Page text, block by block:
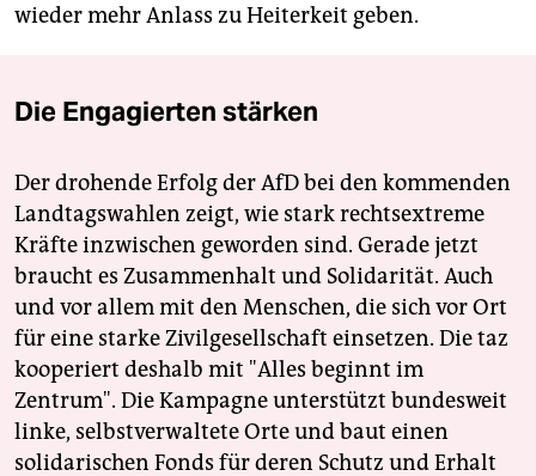
wieder mehr Anlass zu Heiterkeit geben.
Die Engagierten stärken
Der drohende Erfolg der AfD bei den kommenden
Landtagswahlen zeigt, wie stark rechtsextreme
Kräfte inzwischen geworden sind. Gerade jetzt
braucht es Zusammenhalt und Solidarität. Auch
und vor allem mit den Menschen, die sich vor Ort
für eine starke Zivilgesellschaft einsetzen. Die taz
kooperiert deshalb mit "Alles beginnt im
Zentrum". Die Kampagne unterstützt bundesweit
linke, selbstverwaltete Orte und baut einen
solidarischen Fonds für deren Schutz und Erhalt